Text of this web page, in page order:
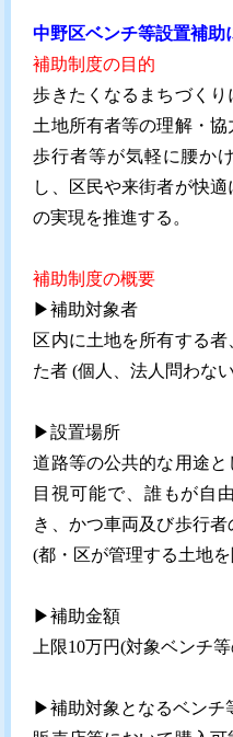
中野区ベンチ等設置補助
補助制度の目的
歩きたくなるまちづくり
土地所有者等の理解・
歩行者等が気軽に腰か
し、区民や来街者が快
の実現を推進する。
補助制度の概要
▶︎補助対象者
区内に土地を所有する
た者 (個人、法人問わな
▶︎設置場所
道路等の公共的な用途
目視可能で、誰もが自
き、かつ車両及び歩行
(都・区が管理する土地
▶︎補助金額
上限10万円(対象ベンチ
▶︎補助対象となるベンチ